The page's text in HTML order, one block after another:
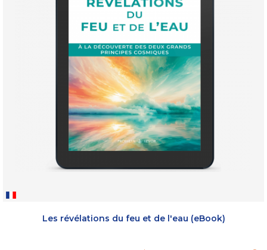
Les révélations du feu et de l'eau (eBook)